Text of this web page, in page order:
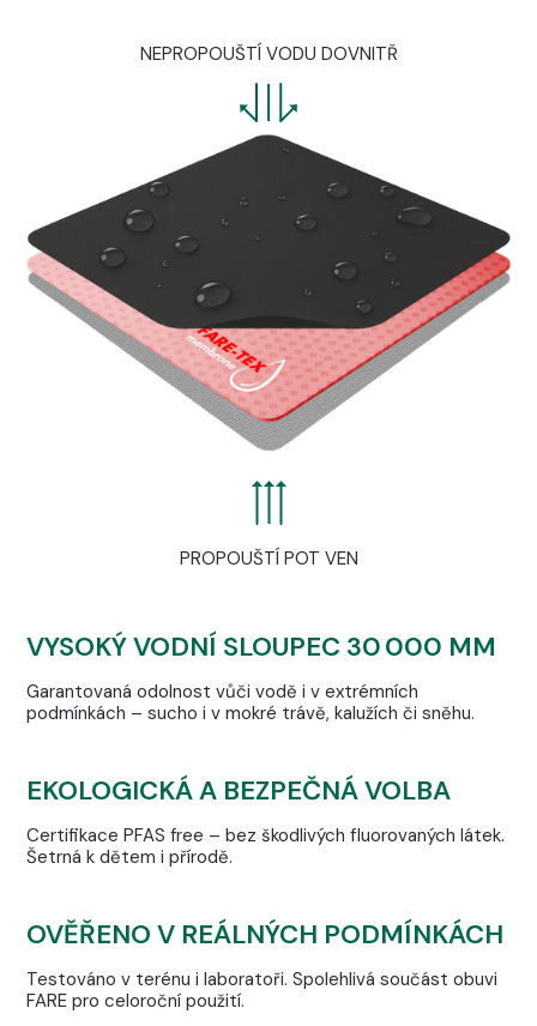
NEPROPOUŠTÍ VODU DOVNITŘ
PROPOUŠTÍ POT VEN
VYSOKÝ VODNÍ SLOUPEC 30 000 MM
Garantovaná odolnost vůči vodě i v extrémních
podmínkách – sucho i v mokré trávě, kalužích či sněhu.
EKOLOGICKÁ A BEZPEČNÁ VOLBA
Certifikace PFAS free – bez škodlivých fluorovaných látek.
Šetrná k dětem i přírodě.
OVĚŘENO V REÁLNÝCH PODMÍNKÁCH
Testováno v terénu i laboratoři. Spolehlivá součást obuvi
FARE pro celoroční použití.